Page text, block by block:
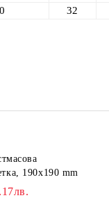
32
190x190 mm